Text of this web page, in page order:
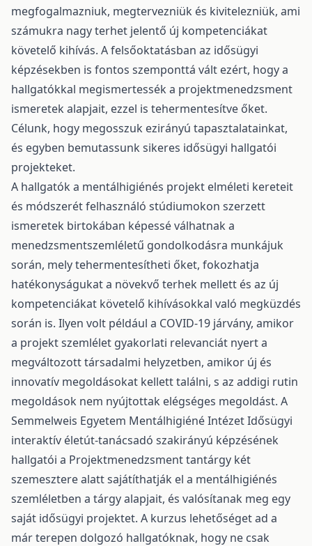
megfogalmazniuk, megtervezniük és kivitelezniük, ami
számukra nagy terhet jelentő új kompetenciákat
követelő kihívás. A felsőoktatásban az idősügyi
képzésekben is fontos szemponttá vált ezért, hogy a
hallgatókkal megismertessék a projektmenedzsment
ismeretek alapjait, ezzel is tehermentesítve őket.
Célunk, hogy megosszuk ezirányú tapasztalatainkat,
és egyben bemutassunk sikeres idősügyi hallgatói
projekteket.
A hallgatók a mentálhigiénés projekt elméleti kereteit
és módszerét felhasználó stúdiumokon szerzett
ismeretek birtokában képessé válhatnak a
menedzsmentszemléletű gondolkodásra munkájuk
során, mely tehermentesítheti őket, fokozhatja
hatékonyságukat a növekvő terhek mellett és az új
kompetenciákat követelő kihívásokkal való megküzdés
során is. Ilyen volt például a COVID-19 járvány, amikor
a projekt szemlélet gyakorlati relevanciát nyert a
megváltozott társadalmi helyzetben, amikor új és
innovatív megoldásokat kellett találni, s az addigi rutin
megoldások nem nyújtottak elégséges megoldást. A
Semmelweis Egyetem Mentálhigiéné Intézet Idősügyi
interaktív életút-tanácsadó szakirányú képzésének
hallgatói a Projektmenedzsment tantárgy két
szemesztere alatt sajátíthatják el a mentálhigiénés
szemléletben a tárgy alapjait, és valósítanak meg egy
saját idősügyi projektet. A kurzus lehetőséget ad a
már terepen dolgozó hallgatóknak, hogy ne csak